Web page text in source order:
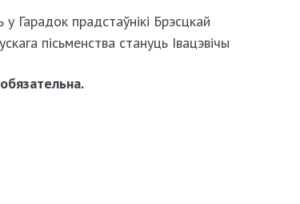
Гарадок прадстаўнікі Брэсцкай
пісьменства стануць Івацэвічы